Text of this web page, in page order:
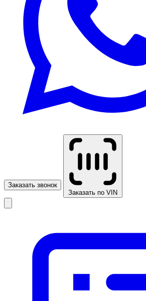
Заказать звонок
Заказать по VIN